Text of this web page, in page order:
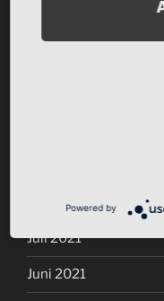
August 2021
Juli 2021
Juni 2021
Powered by